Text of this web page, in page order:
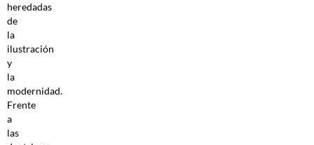
heredadas
de
la
ilustración
y
la
modernidad.
Frente
a
las